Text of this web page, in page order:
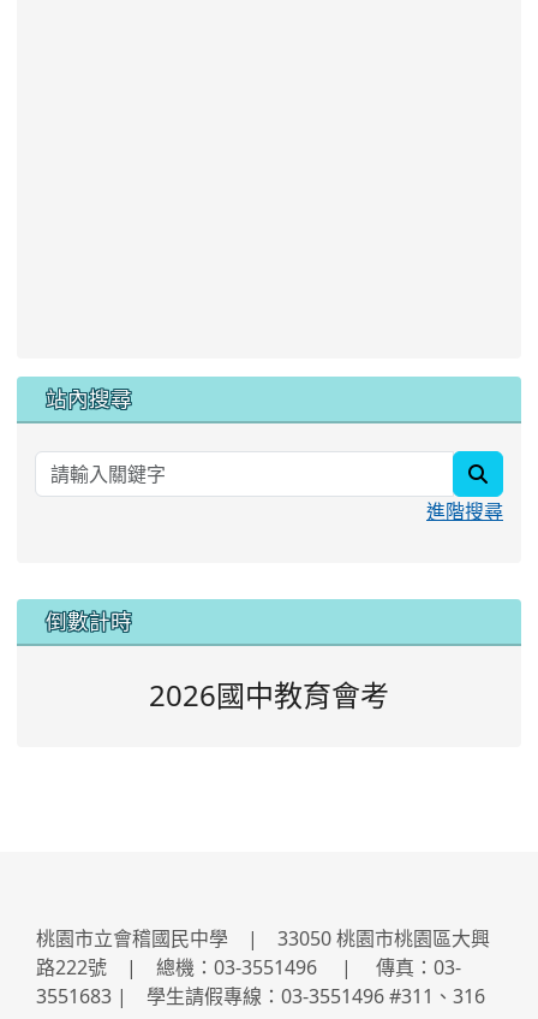
站內搜尋
進階搜尋
::: 倒數計時
2026國中教育會考
桃園市立會稽國民中學 | 33050 桃園市桃園區大興
路222號 | 總機：03-3551496 | 傳真：03-
3551683 | 學生請假專線：03-3551496 #311、316